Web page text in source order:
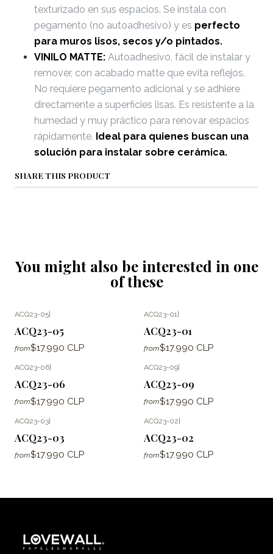
texturizado en sus espacios. Se instala con
pegamento (no autoadhesivo) y es perfecto
para muros lisos, secos y/o pintados.
VINILO MATTE: Autoadhesivo, fácil de instalar y
remover, con acabado matte que evita reflejos.
No requiere pegamento adicional y se adhiere
directamente a superficies lisas. Es resistente a la
humedad y muy práctico para renovar espacios
rápidamente. Ideal para quienes buscan una
solución para instalar sobre cerámica.
SHARE THIS PRODUCT
You might also be interested in one
of these
ACQ23-05
ACQ23-05
from$17.990 CLP
ACQ23-01
ACQ23-01
from$17.990 CLP
ACQ23-06
ACQ23-06
from$17.990 CLP
ACQ23-09
ACQ23-09
from$17.990 CLP
ACQ23-03|
ACQ23-03
from$17.990 CLP
ACQ23-02|
ACQ23-02
from$17.990 CLP